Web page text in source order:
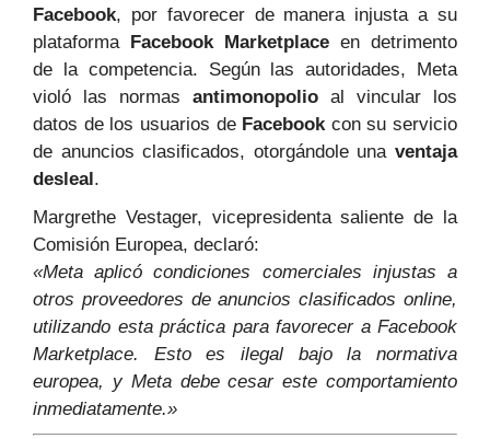
Facebook, por favorecer de manera injusta a su
plataforma Facebook Marketplace en detrimento
de la competencia. Según las autoridades, Meta
violó las normas antimonopolio al vincular los
datos de los usuarios de Facebookcon su servicio
de anuncios clasificados, otorgándole una ventaja
desleal.
Margrethe Vestager, vicepresidenta saliente de la
Comisión Europea, declaró:
«Meta aplicó condiciones comerciales injustas a
otros proveedores de anuncios clasificados online,
utilizando esta práctica para favorecer a Facebook
Marketplace. Esto es ilegal bajo la normativa
europea, y Meta debe cesar este comportamiento
inmediatamente.»